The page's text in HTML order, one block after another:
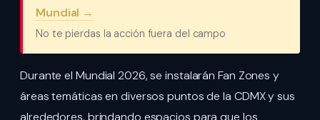
Mundial →
No te pierdas la acción fuera del campo
Durante el Mundial 2026, se instalarán Fan Zones y
áreas temáticas en diversos puntos de la CDMX y sus
alrededores, brindando espacios para que los